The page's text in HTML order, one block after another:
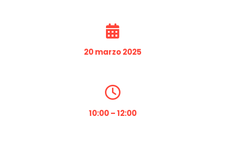
20 marzo 2025
10:00 – 12:00